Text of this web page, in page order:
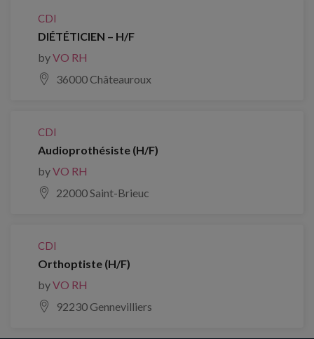
CDI
DIÉTÉTICIEN – H/F
byVO RH
36000 Châteauroux
CDI
Audioprothésiste (H/F)
byVO RH
22000 Saint-Brieuc
CDI
Orthoptiste (H/F)
byVO RH
92230 Gennevilliers